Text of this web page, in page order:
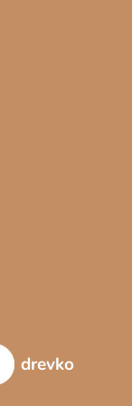
drevko